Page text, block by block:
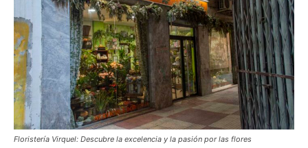
Floristería Virquel: Descubre la excelencia y la pasión por las flores